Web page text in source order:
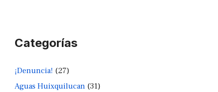
Categorías
¡Denuncia! (27)
Aguas Huixquilucan (31)